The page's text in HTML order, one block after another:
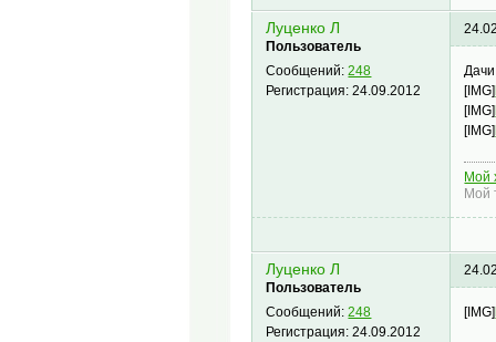
Луценко Л
Пользователь
Сообщений:248
Регистрация:24.09.2012
[IMG]
[IMG]
[IMG]
Мой
Мой
Луценко Л
Пользователь
Сообщений:248
Регистрация:24.09.2012
[IMG]